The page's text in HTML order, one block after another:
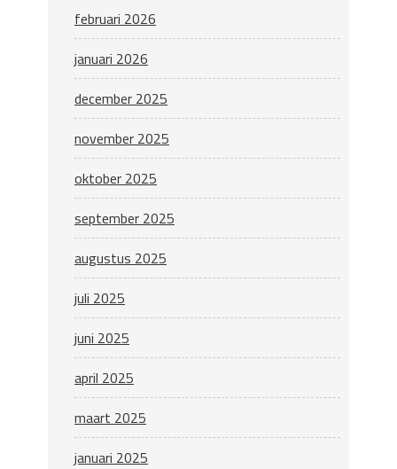
februari 2026
januari 2026
december 2025
november 2025
oktober 2025
september 2025
augustus 2025
juli 2025
juni 2025
april 2025
maart 2025
januari 2025